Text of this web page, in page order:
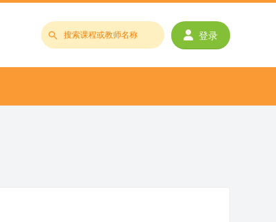
搜
登录